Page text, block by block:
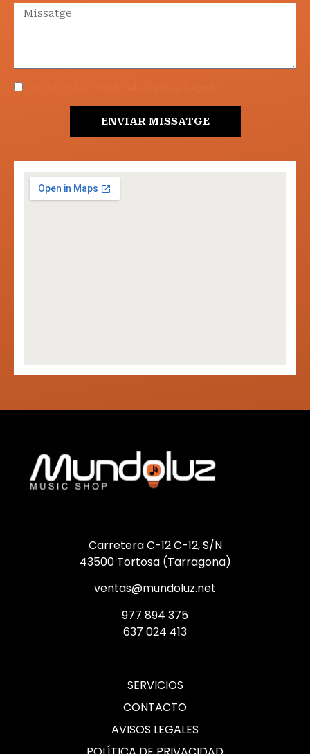
ENVIAR MISSATGE
Carretera C-12 C-12, S/N
43500 Tortosa (Tarragona)
ventas@mundoluz.net
977 894 375
637 024 413
SERVICIOS
CONTACTO
AVISOS LEGALES